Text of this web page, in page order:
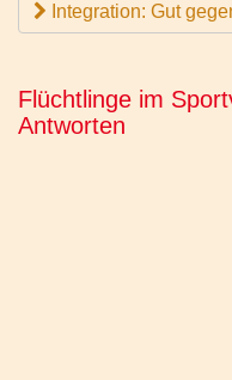
Integration: Gut
Flüchtlinge im
Antworten